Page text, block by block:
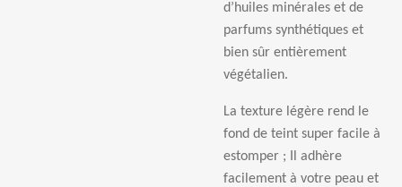
d’huiles minérales et de
parfums synthétiques et
bien sûr entièrement
végétalien.
La texture l égère rend le
fond de teint super facile à
estomper ; Il adhère
facilement à votre peau et